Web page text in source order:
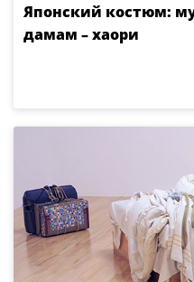
Японский костюм:
дамам – хаори